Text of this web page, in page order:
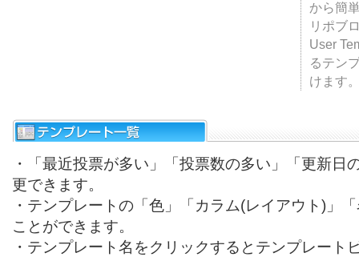
から簡
リポブ
User
るテン
けます
・「最近投票が多い」「投票数の多い」「更新日
更できます。
・テンプレートの「色」「カラム(レイアウト)」
ことができます。
・テンプレート名をクリックするとテンプレート